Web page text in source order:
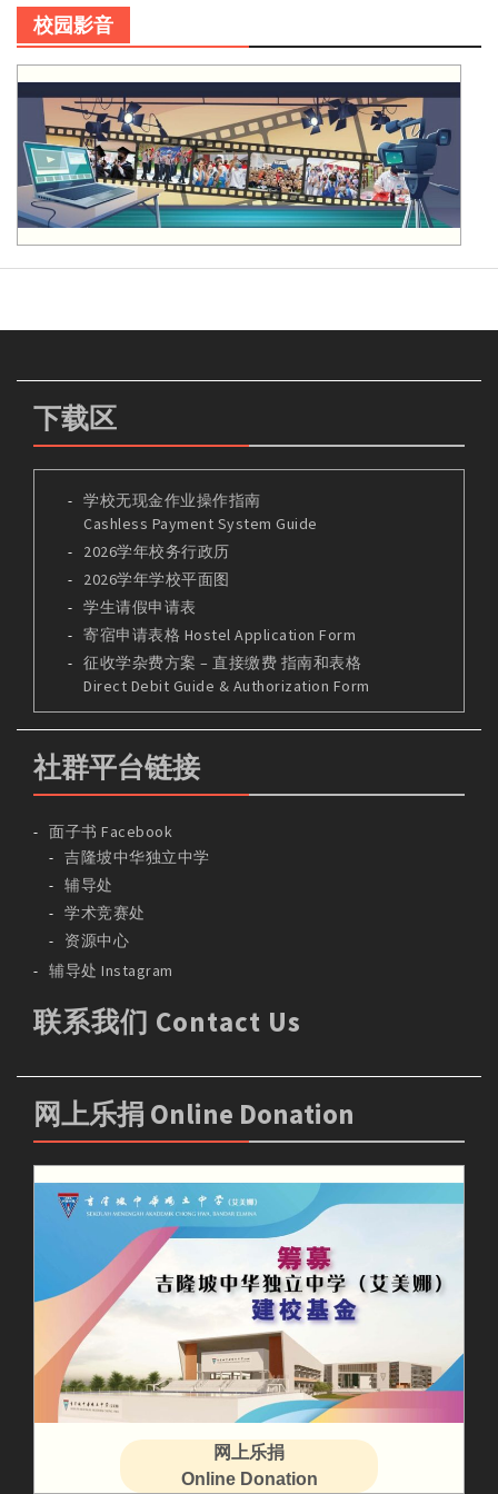
校园影音
下载区
学校无现金作业操作指南
Cashless Payment System Guide
2026学年校务行政历
2026学年学校平面图
学生请假申请表
寄宿申请表格 Hostel Application Form
征收学杂费方案 – 直接缴费 指南和表格
Direct Debit Guide & Authorization Form
社群平台链接
面子书 Facebook
吉隆坡中华独立中学
辅导处
学术竞赛处
资源中心
辅导处 Instagram
联系我们 Contact Us
网上乐捐 Online Donation
网上乐捐
Online Donation